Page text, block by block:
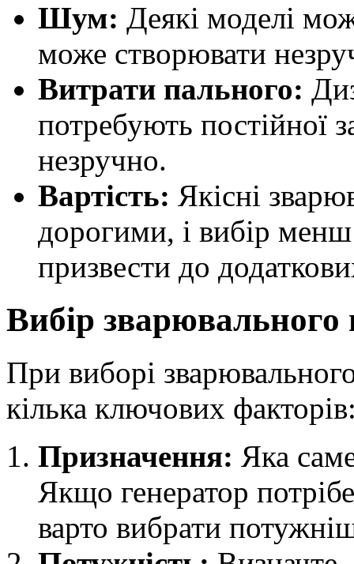
Шум: Деякі моделі
може створювати
Витрати пального:
потребують постійної
незручно.
Вартість: Якісні
дорогими, і вибір
призвести до
Вибір зварювального
При виборі
кілька ключових
Призначення: Яка
Якщо генератор
варто вибрати